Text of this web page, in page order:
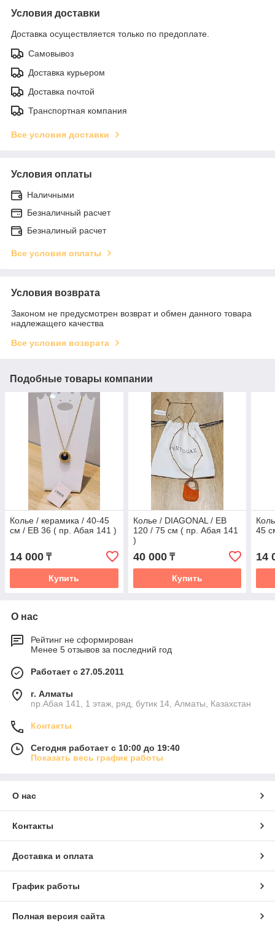
Условия доставки
Доставка осуществляется только по предоплате.
Самовывоз
Доставка курьером
Доставка почтой
Транспортная компания
Все условия доставки
Условия оплаты
Наличными
Безналичный расчет
Безналиный расчет
Все условия оплаты
Условия возврата
Законом не предусмотрен возврат и обмен данного товара
надлежащего качества
Все условия возврата
Подобные товары компании
Колье / керамика / 40-45
см / EB 36 ( пр. Абая 141 )
14 000 ₸
Купить
Колье / DIAGONAL / EB
120 / 75 см ( пр. Абая 141
)
40 000₸
Купить
45
14
О нас
Рейтинг не сформирован
Менее 5 отзывов за последний год
Работает с 27.05.2011
г. Алматы
пр.Абая 141, 1 этаж, ряд, бутик 14, Алматы, Казахстан
Контакты
Сегодня работает с 10:00 до 19:40
Показать весь график работы
О нас
Контакты
Доставка и оплата
График работы
Полная версия сайта